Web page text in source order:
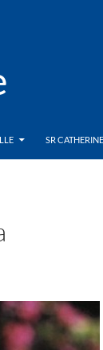
SR CATHERINE